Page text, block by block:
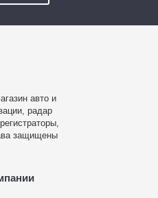
авто и
радар
защищены